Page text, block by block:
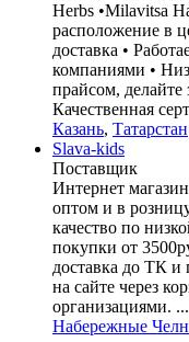
Herbs •Milavitsa
расположение в
доставка •
компаниями •
прайсом, делайте
Качественная
Казань, Татарстан
Slava-kids
Поставщик
Интернет
оптом и в
качество по
покупки от
доставка до ТК
на сайте через
организациями. ...
Набережные